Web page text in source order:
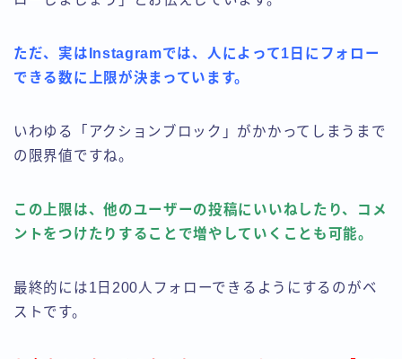
ただ、実はInstagramでは、人によって1日にフォロー
できる数に上限が決まっています。
いわゆる「アクションブロック」がかかってしまうまで
の限界値ですね。
この上限は、他のユーザーの投稿にいいねしたり、コメ
ントをつけたりすることで増やしていくことも可能。
最終的には1日200人フォローできるようにするのがベ
ストです。